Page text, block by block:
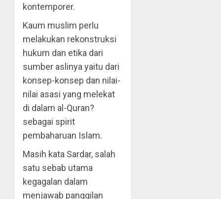
kontemporer.
Kaum muslim perlu
melakukan rekonstruksi
hukum dan etika dari
sumber aslinya yaitu dari
konsep-konsep dan nilai-
nilai asasi yang melekat
di dalam al-Quran?
sebagai spirit
pembaharuan Islam.
Masih kata Sardar, salah
satu sebab utama
kegagalan dalam
menjawab panggilan